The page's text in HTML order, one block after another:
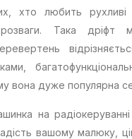
хто любить рухливі
Така дріфт
вона дуже популярна
на
вашому малюку,